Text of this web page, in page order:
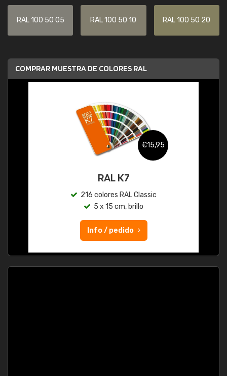
RAL 100 50 05 RAL 100 50 10 RAL 100 50 20
COMPRAR MUESTRA DE COLORES RAL
€15,95
RAL K7
216 colores RAL Classic
5 x 15 cm, brillo
Info / pedido